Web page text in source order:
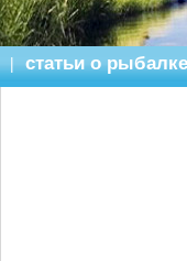
| статьи о рыбалке